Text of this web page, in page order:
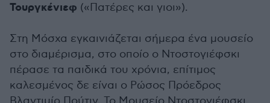
Τουργκένιεφ («Πατέρες και γιοι»).
Στη Μόσχα εγκαινιάζεται σήμερα ένα μουσείο
στο διαμέρισμα, στο οποίο ο Ντοστογιέφσκι
πέρασε τα παιδικά του χρόνια, επίτιμος
καλεσμένος δε είναι ο Ρώσος Πρόεδρος